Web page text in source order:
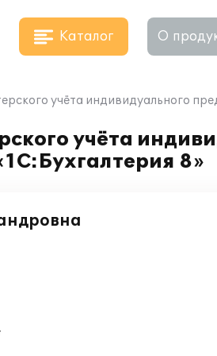
Каталог О
учёта индивидуального
учёта
8»